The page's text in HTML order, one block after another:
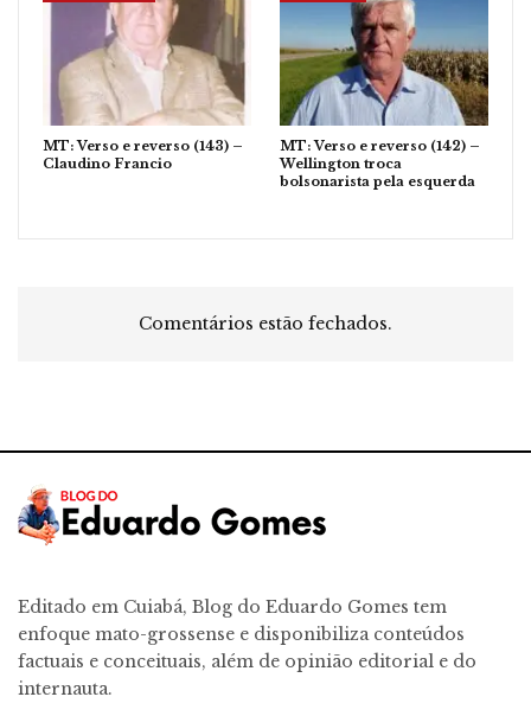
MT: Verso e reverso (143) –
Claudino Francio
MT: Verso e reverso (142) –
Wellington troca
bolsonarista pela esquerda
Comentários estão fechados.
Editado em Cuiabá, Blog do Eduardo Gomes tem
enfoque mato-grossense e disponibiliza conteúdos
factuais e conceituais, além de opinião editorial e do
internauta.